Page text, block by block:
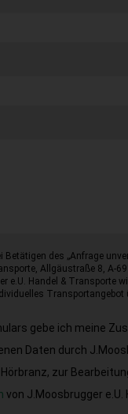
Betätigen des „Anfrage
Allgäustraße 8, A-
e.U. Handel & Transporte
Transportangebot
gebe ich meine
Daten durch
zur
von J.Moosbrugger e.U.